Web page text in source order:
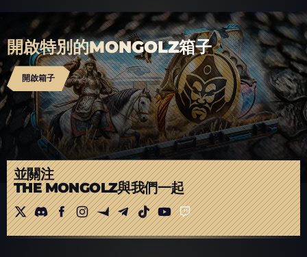
開啟特別的MONGOLZ箱子
開啟箱子
並關注
THE MONGOLZ與我們一起